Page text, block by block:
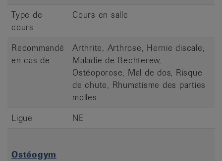
Type de
cours
Cours en salle
Recommandé
en cas de
Arthrite, Arthrose, Hernie discale,
Maladie de Bechterew,
Ostéoporose, Mal de dos, Risque
de chute, Rhumatisme des parties
molles
Ligue
NE
Ostéogym